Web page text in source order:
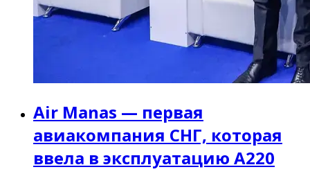
Air Manas — первая
авиакомпания СНГ, которая
ввела в эксплуатацию А220